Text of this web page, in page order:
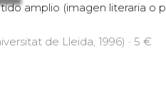
amplio (imagen literaria o
de Lleida, 1996) · 5 €